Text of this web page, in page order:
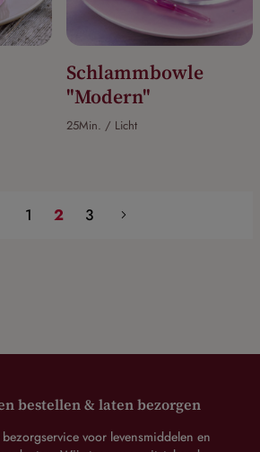
Schlammbowle
"Modern"
25Min. / Licht
1 2 3
bestellen & laten bezorgen
voor levensmiddelen en